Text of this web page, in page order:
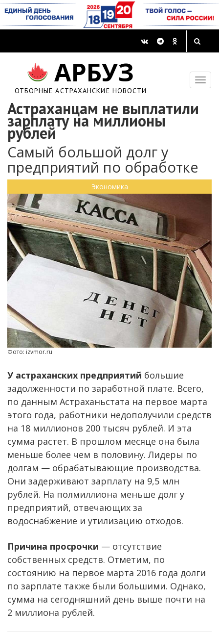
АРБУЗ
ОТБОРНЫЕ АСТРАХАНСКИЕ НОВОСТИ
Астраханцам не выплатили
зарплату на миллионы
рублей
Самый большой долг у
предприятий по обработке
Экономика
Фото: izvmor.ru
У астраханских предприятий большие
задолженности по заработной плате. Всего,
по данным Астраханьстата на первое марта
этого года, работники недополучили средств
на 18 миллионов 200 тысяч рублей. И эта
сумма растет. В прошлом месяце она была
меньше более чем в половину. Лидеры по
долгам — обрабатывающие производства.
Они задерживают зарплату на 9,5 млн
рублей. На полмиллиона меньше долг у
предприятий, отвечающих за
водоснабжение и утилизацию отходов.
Причина просрочки — отсутствие
собственных средств. Отметим, по
состоянию на первое марта 2016 года долги
по зарплате также были большими. Однако,
сумма на сегодняшний день выше почти на
2 миллиона рублей.